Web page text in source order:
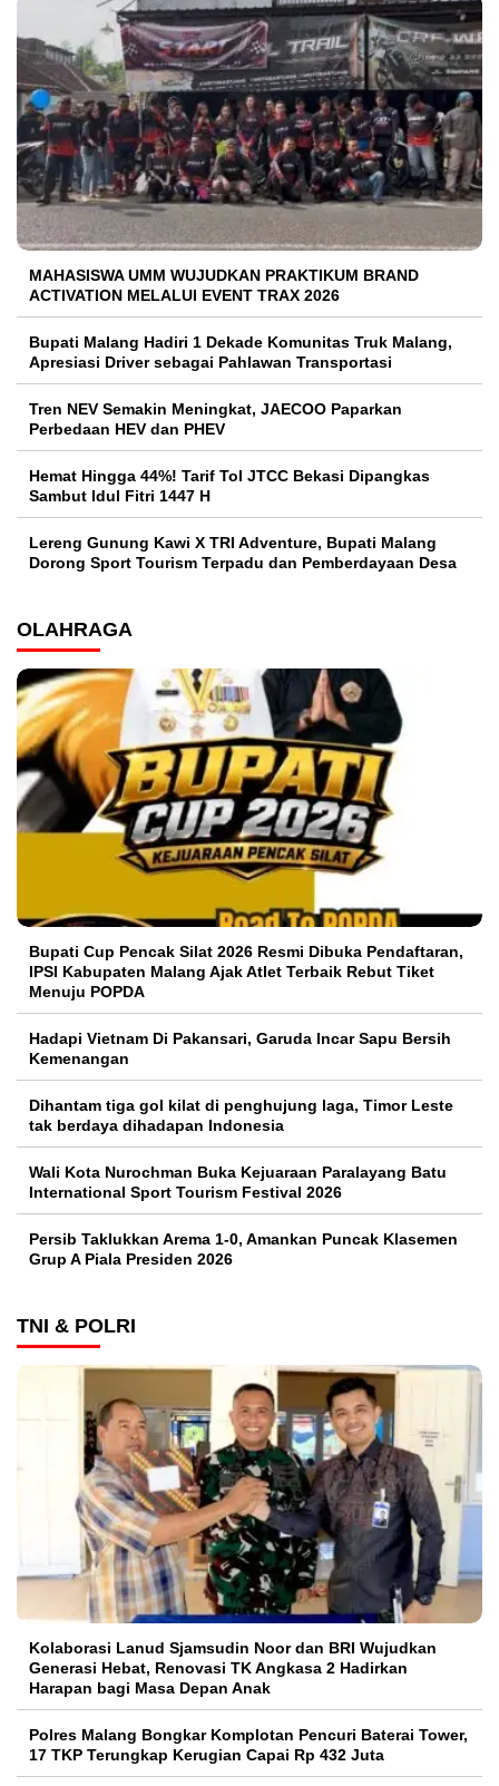
MAHASISWA UMM WUJUDKAN PRAKTIKUM BRAND
ACTIVATION MELALUI EVENT TRAX 2026
Bupati Malang Hadiri 1 Dekade Komunitas Truk Malang,
Apresiasi Driver sebagai Pahlawan Transportasi
Tren NEV Semakin Meningkat, JAECOO Paparkan
Perbedaan HEV dan PHEV
Hemat Hingga 44%! Tarif Tol JTCC Bekasi Dipangkas
Sambut Idul Fitri 1447 H
Lereng Gunung Kawi X TRI Adventure, Bupati Malang
Dorong Sport Tourism Terpadu dan Pemberdayaan Desa
OLAHRAGA
Bupati Cup Pencak Silat 2026 Resmi Dibuka Pendaftaran,
IPSI Kabupaten Malang Ajak Atlet Terbaik Rebut Tiket
Menuju POPDA
Hadapi Vietnam Di Pakansari, Garuda Incar Sapu Bersih
Kemenangan
Dihantam tiga gol kilat di penghujung laga, Timor Leste
tak berdaya dihadapan Indonesia
Wali Kota Nurochman Buka Kejuaraan Paralayang Batu
International Sport Tourism Festival 2026
Persib Taklukkan Arema 1-0, Amankan Puncak Klasemen
Grup A Piala Presiden 2026
TNI & POLRI
Kolaborasi Lanud Sjamsudin Noor dan BRI Wujudkan
Generasi Hebat, Renovasi TK Angkasa 2 Hadirkan
Harapan bagi Masa Depan Anak
Polres Malang Bongkar Komplotan Pencuri Baterai Tower,
17 TKP Terungkap Kerugian Capai Rp 432 Juta